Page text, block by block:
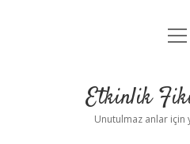
Yasal
Etkinlik
Unutulmaz anlar için